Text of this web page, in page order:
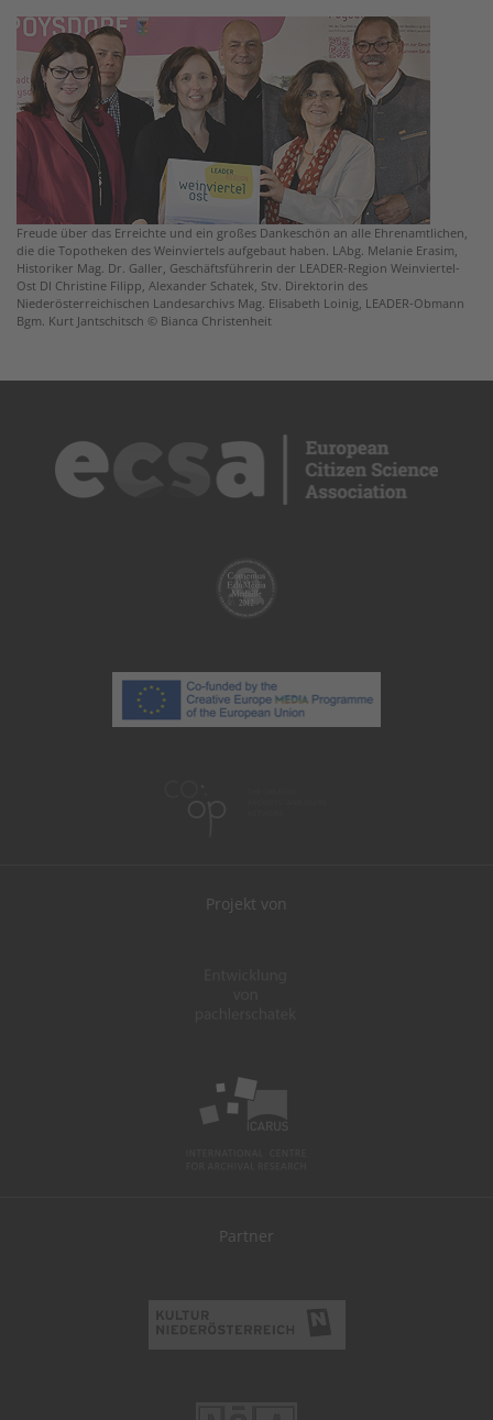
Freude über das Erreichte und ein großes Dankeschön an alle Ehrenamtlichen,
die die Topotheken des Weinviertels aufgebaut haben. LAbg. Melanie Erasim,
Historiker Mag. Dr. Galler, Geschäftsführerin der LEADER-Region Weinviertel-
Ost DI Christine Filipp, Alexander Schatek, Stv. Direktorin des
Niederösterreichischen Landesarchivs Mag. Elisabeth Loinig, LEADER-Obmann
Bgm. Kurt Jantschitsch © Bianca Christenheit
Projekt von
Partner